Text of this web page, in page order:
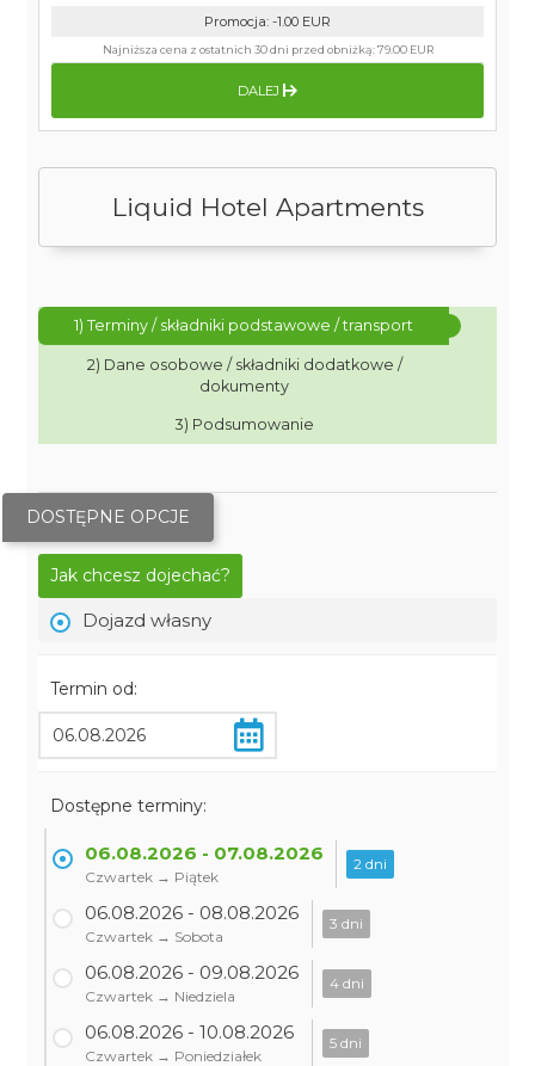
Liquid Hotel Apartments
1) Terminy / składniki podstawowe / transport
2) Dane osobowe / składniki dodatkowe /
dokumenty
3) Podsumowanie
DOSTĘPNE OPCJE
Jak chcesz dojechać?
Dojazd własny
Termin od:
Dostępne terminy:
06.08.2026 - 07.08.2026
Czwartek → Piątek
2 dni
06.08.2026 - 08.08.2026
Czwartek → Sobota
3 dni
06.08.2026 - 09.08.2026
Czwartek → Niedziela
4 dni
06.08.2026 - 10.08.2026
Czwartek → Poniedziałek
5 dni
Promocja: -1.00 EUR
Najniższa cena z ostatnich 30 dni przed obniżką:79.00 EUR
DALEJ